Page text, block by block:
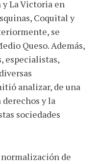
y La Victoria en
Coquital y
se
Queso. Además,
especialistas,
analizar, de una
y la
sociedades
de